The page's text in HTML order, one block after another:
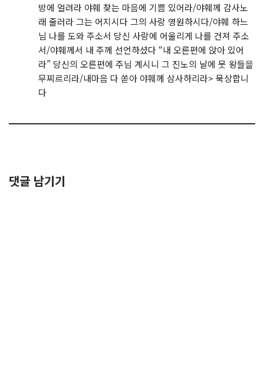
방에 얼려라 야훼 찾는 마음에 기쁨 있어라/야훼께 감사노
래 줄러라 그는 어지시다 그의 사랑 영원하시다/야훼 하느
님 나를 도와 주소서 당신 사랑에 어울리게 나를 건져 주소
서/야훼께서 내 주께 선언하셨다 “내 오른편에 앉아 있어
라” 당신의 오른편에 주님 계시니 그 진노의 날에 뭇 왕들을
무찌르리라/내마음 다 쏟아 야훼께 삼사하리라> 묵상합니
다
댓글 남기기